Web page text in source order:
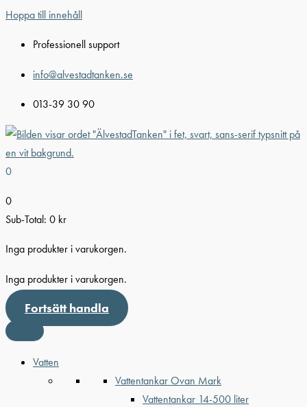
Hoppa till innehåll
Professionell support
info@alvestadtanken.se
013-39 30 90
0
0
Sub-Total: 0 kr
Inga produkter i varukorgen.
Inga produkter i varukorgen.
Fortsätt handla
Vatten
Vattentankar Ovan Mark
Vattentankar 14-500 liter